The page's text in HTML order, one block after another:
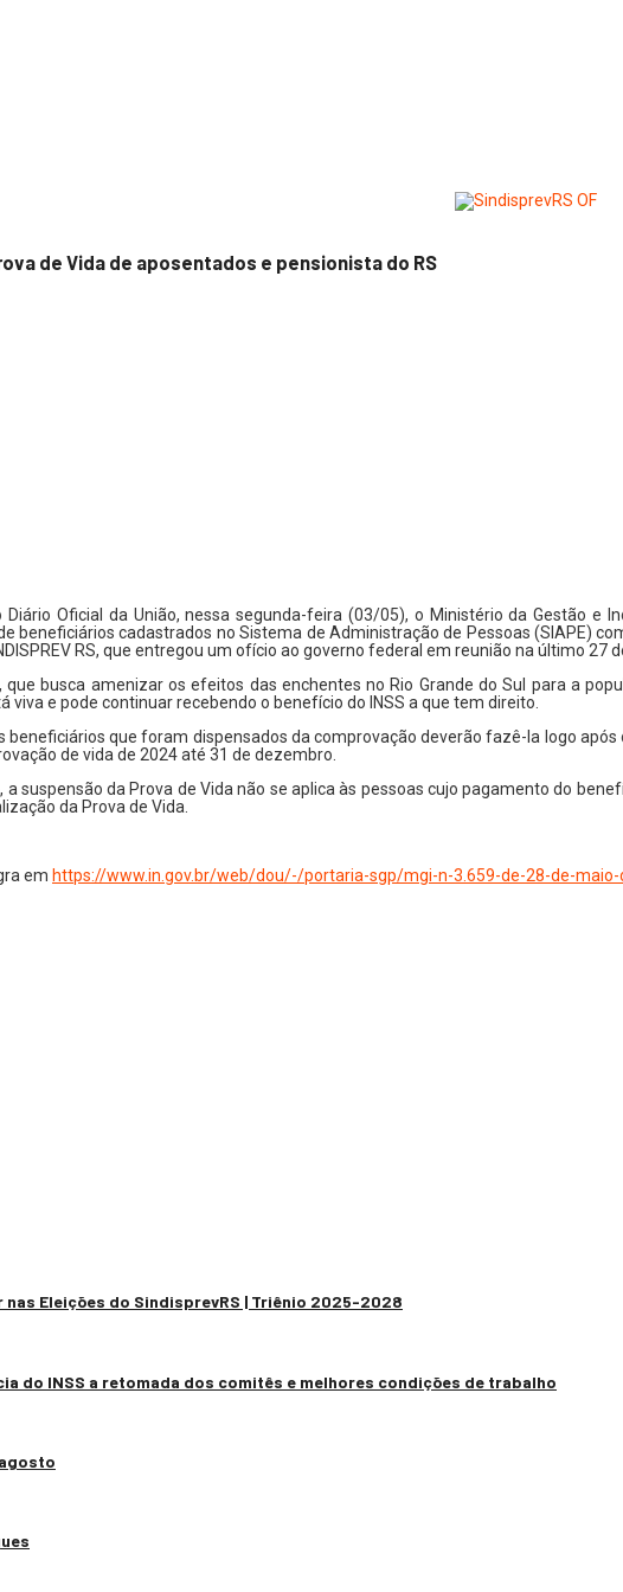
de Vida de aposentados e pensionista do RS
Diário Oficial da União, nessa segunda-feira (03/05), o Ministério da Gestão e
beneficiários cadastrados no Sistema de Administração de Pessoas (SIAPE)
RS, que entregou um ofício ao governo federal em reunião na último
busca amenizar os efeitos das enchentes no Rio Grande do Sul para a
viva e pode continuar recebendo o benefício do INSS a que tem direito.
beneficiários que foram dispensados da comprovação deverão fazê-la logo
de vida de 2024 até 31 de dezembro.
a suspensão da Prova de Vida não se aplica às pessoas cujo pagamento do
da Prova de Vida.
em https://www.in.gov.br/web/dou/-/portaria-sgp/mgi-n-3.659-de-28-de-
Eleições do SindisprevRS | Triênio 2025-2028
do INSS a retomada dos comitês e melhores condições de trabalho